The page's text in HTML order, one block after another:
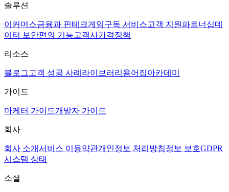
솔루션
이커머스금융과 핀테크게임구독 서비스고객 지원 파트너십데
이터 보안편의 기능고객사가격정책
리소스
블로그 고객 성공 사례 라이브러리 용어집아카데미
가이드
마케터 가이드개발자 가이드
회사
회사 소개서비스 이용약관개인정보 처리방침정보 보호GDPR
시스템 상태
소셜